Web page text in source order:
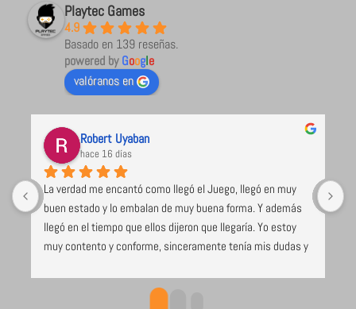
Playtec Games
4.9
Basado en 139 reseñas.
powered byGoogle
valóranos en
Robert Uyaban
hace 16 días
La verdad me encantó como llegó el Juego, llegó en muy
buen estado y lo embalan de muy buena forma. Y además
llegó en el tiempo que ellos dijeron que llegaría. Yo estoy
muy contento y conforme, sinceramente tenía mis dudas y